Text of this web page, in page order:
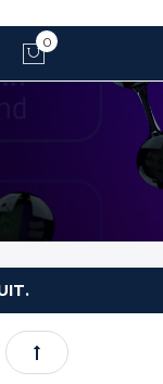
Mon
0
Par